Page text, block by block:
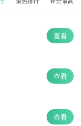
查看
查看
查看